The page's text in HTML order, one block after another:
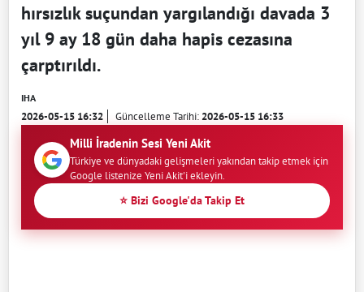
hırsızlık suçundan yargılandığı davada 3
yıl 9 ay 18 gün daha hapis cezasına
çarptırıldı.
IHA
2026-05-15 16:32 Güncelleme Tarihi:2026-05-15 16:33
Milli İradenin Sesi Yeni Akit
Türkiye ve dünyadaki gelişmeleri yakından takip etmek için
Google listenize Yeni Akit'i ekleyin.
⭐ Bizi Google'da Takip Et